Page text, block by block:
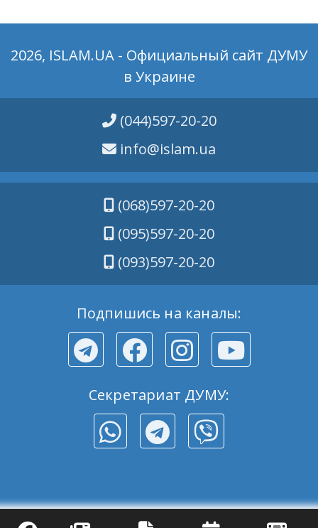
2026, ISLAM.UA - Официальный сайт ДУМУ
в Украине
(044)597-20-20
info@islam.ua
(068)597-20-20
(095)597-20-20
(093)597-20-20
Подпишись на каналы:
Секретариат ДУМУ: